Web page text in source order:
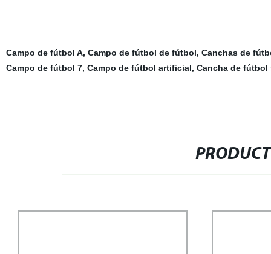
Campo de fútbol A, Campo de fútbol de fútbol, Canchas de
Campo de fútbol 7, Campo de fútbol artificial, Cancha de fútbol